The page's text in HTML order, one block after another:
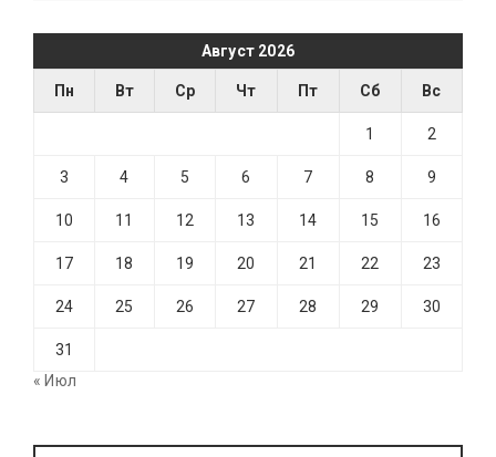
Август 2026
Пн Вт Ср Чт Пт Сб Вс
1 2
3 4 5 6 7 8 9
10 11 12 13 14 15 16
17 18 19 20 21 22 23
24 25 26 27 28 29 30
31
« Июл